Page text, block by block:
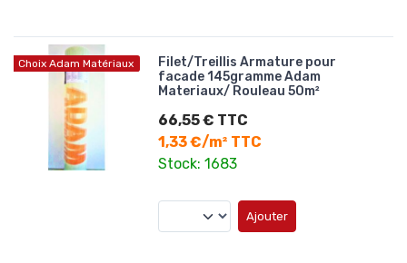
Choix Adam Matériaux
Filet/Treillis Armature pour
facade 145gramme Adam
Materiaux/ Rouleau 50m²
66,55 € TTC
1,33 €/m² TTC
Stock: 1683
Ajouter